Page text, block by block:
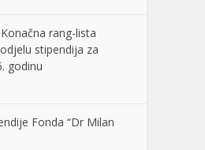
rang-lista
stipendija za
godinu
Fonda “Dr Milan